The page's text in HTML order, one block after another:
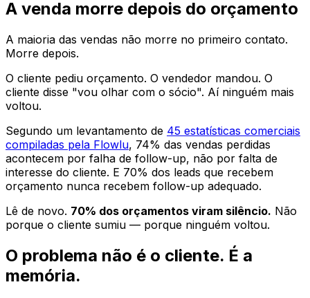
A venda morre depois do orçamento
A maioria das vendas não morre no primeiro contato.
Morre depois.
O cliente pediu orçamento. O vendedor mandou. O
cliente disse "vou olhar com o sócio". Aí ninguém mais
voltou.
Segundo um levantamento de 45 estatísticas comerciais
compiladas pela Flowlu, 74% das vendas perdidas
acontecem por falha de follow-up, não por falta de
interesse do cliente. E 70% dos leads que recebem
orçamento nunca recebem follow-up adequado.
Lê de novo. 70% dos orçamentos viram silêncio. Não
porque o cliente sumiu — porque ninguém voltou.
O problema não é o cliente. É a
memória.